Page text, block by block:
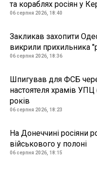
та кораблях росіян у
06 серпня 2026, 18:40
Закликав захопити
викрили прихильника
06 серпня 2026, 18:36
Шпигував для ФСБ
настоятеля храмів
років
06 серпня 2026, 18:23
На Донеччині росіяни
військового у полоні
06 серпня 2026, 18:15